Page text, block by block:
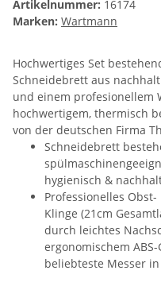
Artikelnummer: 16174
Marken: Wartmann
Hochwertiges Set
Schneidebrett aus
und einem profesionellem
hochwertigem, thermisch
von der deutschen Firma
Schneidebrett
hygienisch &
Professionelles
Klinge (21cm
durch leichtes
ergonomischem
beliebteste Messer